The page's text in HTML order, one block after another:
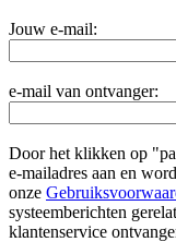
Jouw e-mail:
e-mail van ontvanger:
Door het klikken op
e-mailadres aan en
onze
systeemberichten
klantenservice